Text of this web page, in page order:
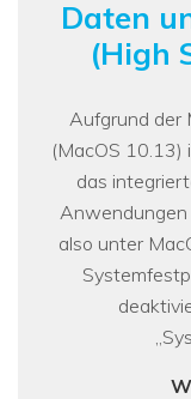
Daten
(High
Aufgrund der
(MacOS
das
also unter